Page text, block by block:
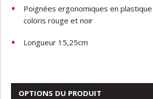
Poignées ergonomiques en
coloris rouge et noir
Longueur 15,25cm
OPTIONS DU PRODUIT